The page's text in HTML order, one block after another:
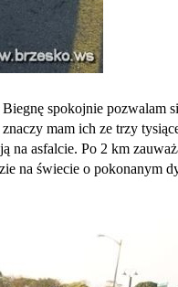
spokojnie pozwalam
mam ich ze trzy
na asfalcie. Po 2 km
na świecie o pokonanym